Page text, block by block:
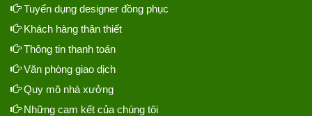
Tuyển dụng designer đồng phục
Khách hàng thân thiết
Thông tin thanh toán
Văn phòng giao dịch
Quy mô nhà xưởng
Những cam kết của chúng tôi